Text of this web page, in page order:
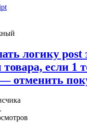
логику post
если 1
— отменить